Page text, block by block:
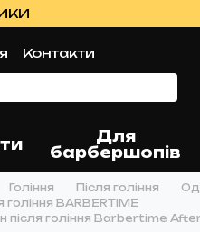
Контакти
Для
барбершопів
Гоління Після гоління
BARBERTIME
після гоління Barbertime